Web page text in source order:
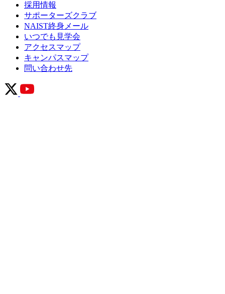
採用情報
サポーターズクラブ
NAIST終身メール
いつでも見学会
アクセスマップ
キャンパスマップ
問い合わせ先